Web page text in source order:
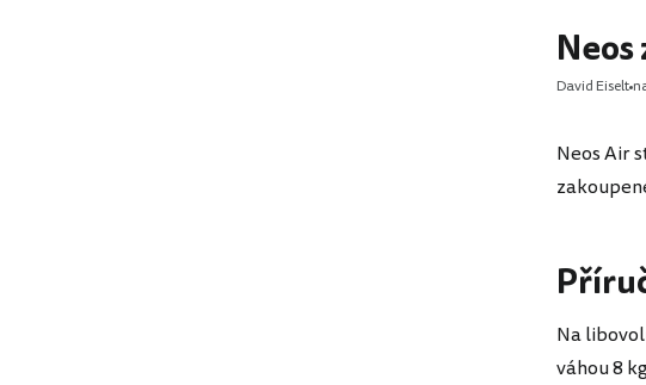
David Eiselt
Neos Air
Na
váhou 8